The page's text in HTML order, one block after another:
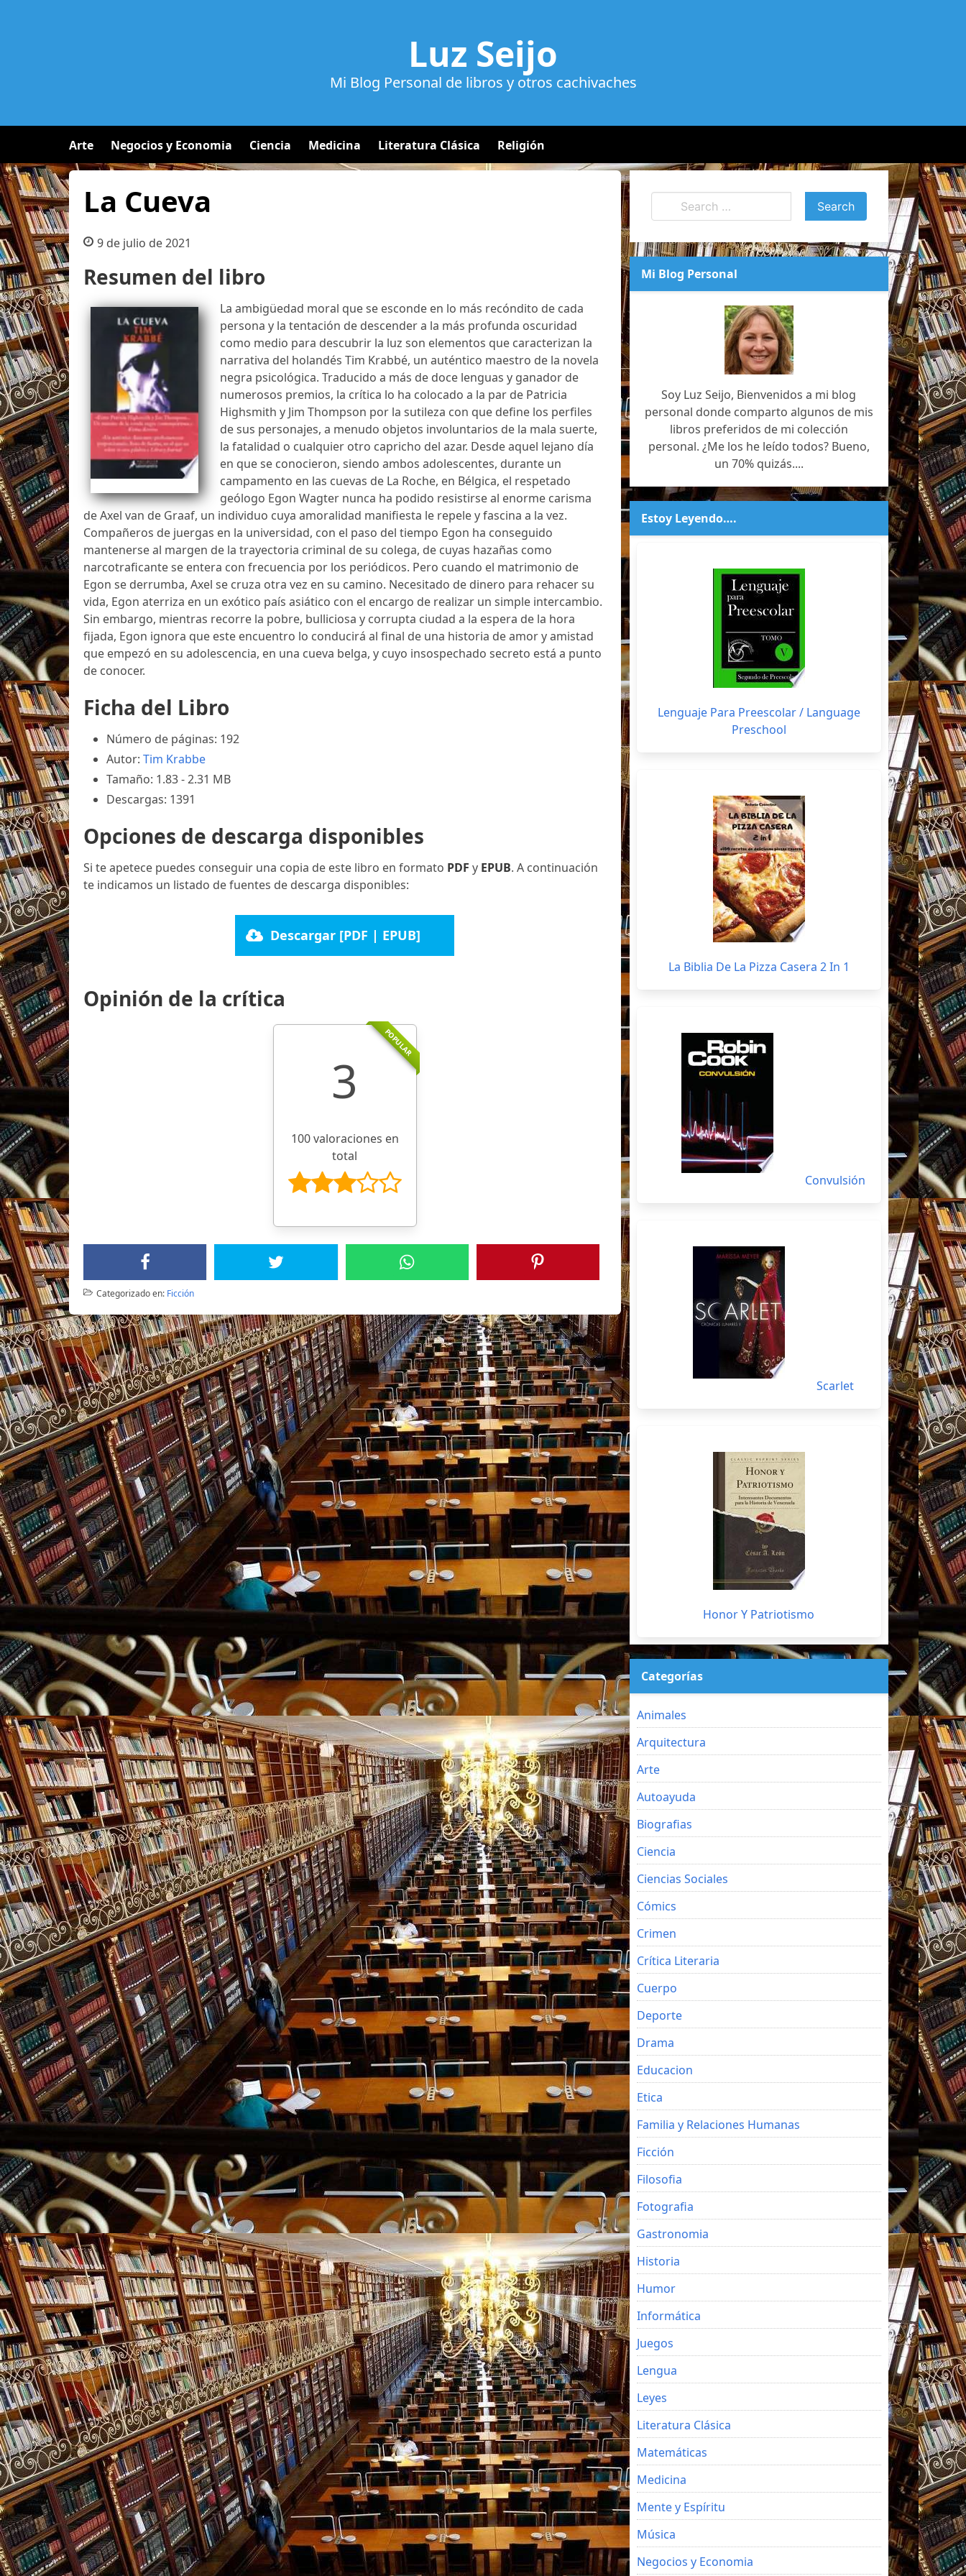
Luz Seijo
Mi Blog Personal de libros y otros cachivaches
Arte Negocios y Economia Ciencia Medicina Literatura Clásica Religión
La Cueva
9 de julio de 2021
Resumen del libro
La ambigüedad moral que se esconde en lo más recóndito de cada
persona y la tentación de descender a la más profunda oscuridad
como medio para descubrir la luz son elementos que caracterizan la
narrativa del holandés Tim Krabbé, un auténtico maestro de la novela
negra psicológica. Traducido a más de doce lenguas y ganador de
numerosos premios, la crítica lo ha colocado a la par de Patricia
Highsmith y Jim Thompson por la sutileza con que define los perfiles
de sus personajes, a menudo objetos involuntarios de la mala suerte,
la fatalidad o cualquier otro capricho del azar. Desde aquel lejano día
en que se conocieron, siendo ambos adolescentes, durante un
campamento en las cuevas de La Roche, en Bélgica, el respetado
geólogo Egon Wagter nunca ha podido resistirse al enorme carisma
de Axel van de Graaf, un individuo cuya amoralidad manifiesta le repele y fascina a la vez.
Compañeros de juergas en la universidad, con el paso del tiempo Egon ha conseguido
mantenerse al margen de la trayectoria criminal de su colega, de cuyas hazañas como
narcotraficante se entera con frecuencia por los periódicos. Pero cuando el matrimonio de
Egon se derrumba, Axel se cruza otra vez en su camino. Necesitado de dinero para rehacer su
vida, Egon aterriza en un exótico país asiático con el encargo de realizar un simple intercambio.
Sin embargo, mientras recorre la pobre, bulliciosa y corrupta ciudad a la espera de la hora
fijada, Egon ignora que este encuentro lo conducirá al final de una historia de amor y amistad
que empezó en su adolescencia, en una cueva belga, y cuyo insospechado secreto está a punto
de conocer.
Ficha del Libro
Número de páginas: 192
Autor: Tim Krabbe
Tamaño: 1.83 - 2.31 MB
Descargas: 1391
Opciones de descarga disponibles
Si te apetece puedes conseguir una copia de este libro en formato PDF y EPUB. A continuación
te indicamos un listado de fuentes de descarga disponibles:
Descargar [PDF | EPUB]
Opinión de la crítica
POPULAR
3
100 valoraciones en
total
Categorizado en: Ficción
Mi Blog Personal
Soy Luz Seijo, Bienvenidos a mi blog
personal donde comparto algunos de mis
libros preferidos de mi colección
personal. ¿Me los he leído todos? Bueno,
un 70% quizás....
Estoy Leyendo….
Lenguaje Para Preescolar / Language
Preschool
La Biblia De La Pizza Casera 2 In 1
Convulsión
Scarlet
Honor Y Patriotismo
Categorías
Animales
Arquitectura
Arte
Autoayuda
Biografias
Ciencia
Ciencias Sociales
Cómics
Crimen
Crítica Literaria
Cuerpo
Deporte
Drama
Educacion
Etica
Familia y Relaciones Humanas
Ficción
Filosofia
Fotografia
Gastronomia
Historia
Humor
Informática
Juegos
Lengua
Leyes
Literatura Clásica
Matemáticas
Medicina
Mente y Espíritu
Música
Negocios y Economia